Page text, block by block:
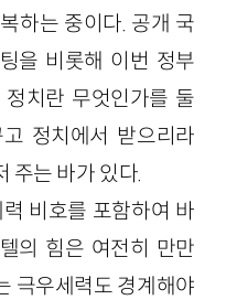
하는 중이다. 공개 국
을 비롯해 이번 정부
치란 무엇인가를 둘
정치에서 받으리라
주는 바가 있다.
비호를 포함하여 바
의 힘은 여전히 만만
극우세력도 경계해야